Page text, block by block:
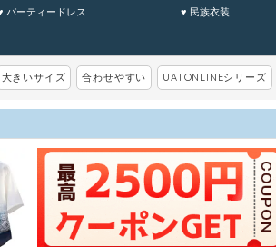
パーティードレス ♥ 民族衣装
大きいサイズ 合わせやすい UATONLINEシリーズ